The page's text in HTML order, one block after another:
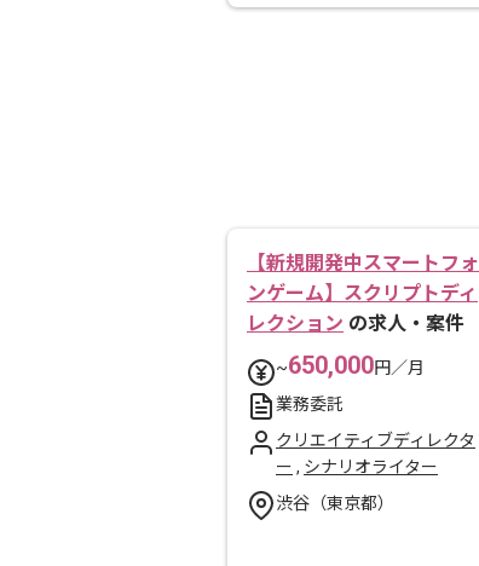
【新規開発中スマートフォ
ンゲーム】スクリプトディ
レクション の求人・案件
~650,000円／月
業務委託
クリエイティブディレクタ
ー , シナリオライター
渋谷（東京都）